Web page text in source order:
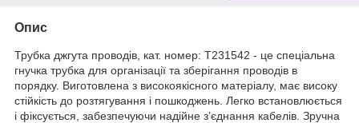
Опис
Трубка джгута проводів, кат. номер: T231542 - це спеціальна
гнучка трубка для організації та зберігання проводів в
порядку. Виготовлена з високоякісного матеріалу, має високу
стійкість до розтягування і пошкоджень. Легко встановлюється
і фіксується, забезпечуючи надійне з’єднання кабелів. Зручна